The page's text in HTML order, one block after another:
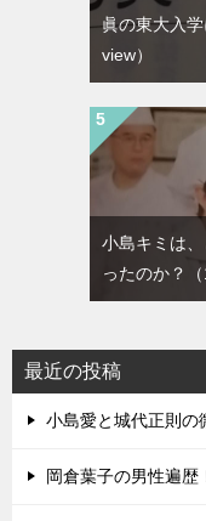
眞の東大入学
view）
小島キミは
ったのか？
最近の投稿
小島愛と城代正則の
岡倉葉子の男性遍歴